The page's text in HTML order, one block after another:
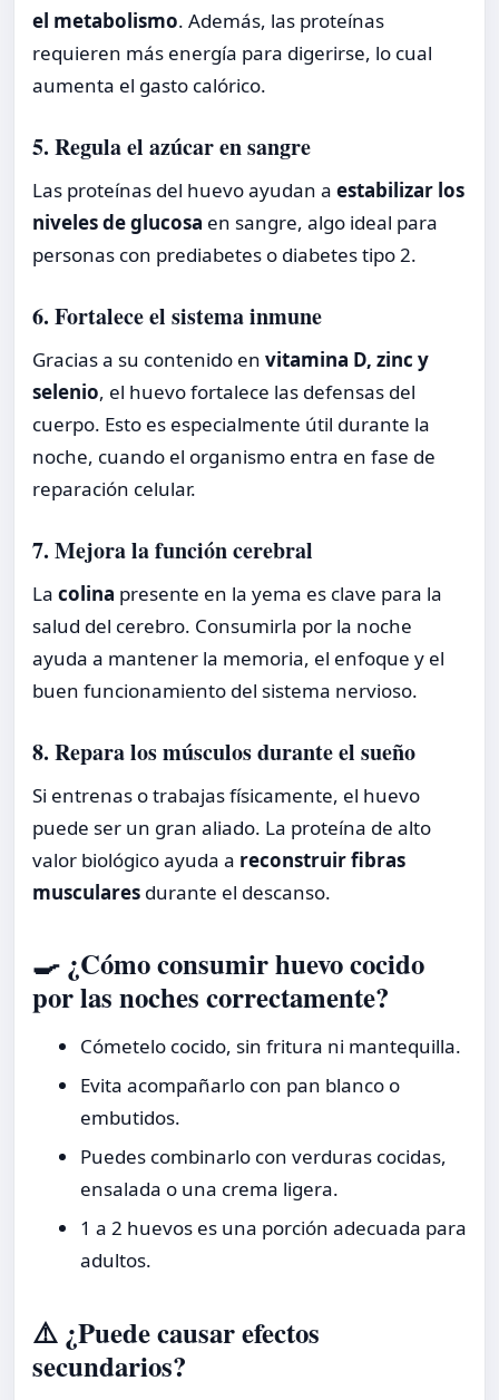
el metabolismo. Además, las proteínas
requieren más energía para digerirse, lo cual
aumenta el gasto calórico.
5. Regula el azúcar en sangre
Las proteínas del huevo ayudan a estabilizar los
niveles de glucosa en sangre, algo ideal para
personas con prediabetes o diabetes tipo 2.
6. Fortalece el sistema inmune
Gracias a su contenido en vitamina D, zinc y
selenio, el huevo fortalece las defensas del
cuerpo. Esto es especialmente útil durante la
noche, cuando el organismo entra en fase de
reparación celular.
7. Mejora la función cerebral
La colina presente en la yema es clave para la
salud del cerebro. Consumirla por la noche
ayuda a mantener la memoria, el enfoque y el
buen funcionamiento del sistema nervioso.
8. Repara los músculos durante el sueño
Si entrenas o trabajas físicamente, el huevo
puede ser un gran aliado. La proteína de alto
valor biológico ayuda a reconstruir fibras
musculares durante el descanso.
🍳 ¿Cómo consumir huevo cocido
por las noches correctamente?
Cómetelo cocido, sin fritura ni mantequilla.
Evita acompañarlo con pan blanco o
embutidos.
Puedes combinarlo con verduras cocidas,
ensalada o una crema ligera.
1 a 2 huevos es una porción adecuada para
adultos.
⚠️ ¿Puede causar efectos
secundarios?